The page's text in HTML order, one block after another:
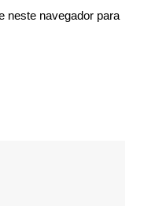
neste navegador para